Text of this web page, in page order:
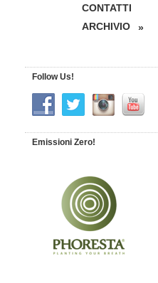
CONTATTI
ARCHIVIO
»
Follow Us!
Emissioni Zero!